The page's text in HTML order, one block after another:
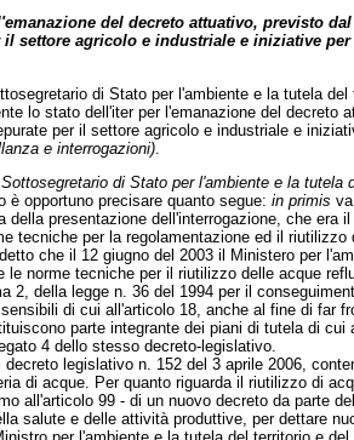
del decreto attuativo, previsto
il settore agricolo e industriale e iniziative
di Stato per l'ambiente e la tutela
lo stato dell'iter per l'emanazione del
per il settore agricolo e industriale e
e interrogazioni)
Sottosegretario di Stato per l'ambiente e la tutela
è opportuno precisare quanto segue:in primis
della presentazione dell'interrogazione, che
tecniche per la regolamentazione ed il riutilizzo
che il 12 giugno del 2003 il Ministero per
le norme tecniche per il riutilizzo delle acque
2, della legge n. 36 del 1994 per il
di cui all'articolo 18, anche al fine di far
parte integrante dei piani di tutela di
4 dello stesso decreto-legislativo.
legislativo n. 152 del 3 aprile 2006,
di acque. Per quanto riguarda il riutilizzo di
all'articolo 99 - di un nuovo decreto da parte
salute e delle attività produttive, per dettare